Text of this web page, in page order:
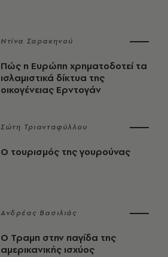
Ντίνα Σαρακηνού
Πώς η Ευρώπη χρηματοδοτεί τα
ισλαμιστικά δίκτυα της
οικογένειας Ερντογάν
Σώτη Τριανταφύλλου
Ο τουρισμός της γουρούνας
Ανδρέας Βασιλιάς
Ο Τραμπ στην παγίδα της
αμερικανικής ισχύος